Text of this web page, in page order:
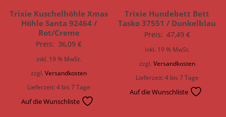
Trixie Kuschelhöhle Xmas
Höhle Santa 92464 /
Rot/Creme
Preis: 36,09€
inkl. 19 % MwSt.
zzgl.Versandkosten
Lieferzeit:4 bis 7 Tage
Auf die Wunschliste
Trixie Hundebett Bett
Tasko 37551 / Dunkelblau
Preis: 47,49 €
inkl. 19 % MwSt.
zzgl. Versandkosten
Lieferzeit:4 bis 7 Tage
Auf die Wunschliste